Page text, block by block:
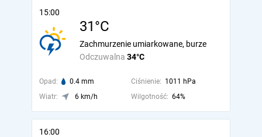
15:00
31°C
Odczuwalna 34°C
Zachmurzenie umiarkowane, burze
Opad: 0.4 mm Ciśnienie: 1011 hPa
Wiatr:
6 km/h Wilgotność: 64%
16:00